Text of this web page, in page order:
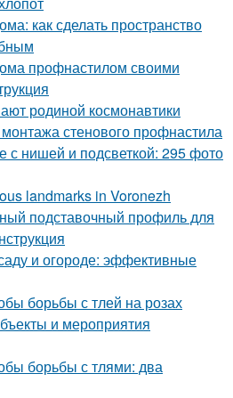
как сделать пространство
профнастилом своими
родиной космонавтики
стенового профнастила
с нишей и подсветкой: 295 фото
landmarks in Voronezh
подставочный профиль для
и огороде: эффективные
борьбы с тлей на розах
и мероприятия
борьбы с тлями: два